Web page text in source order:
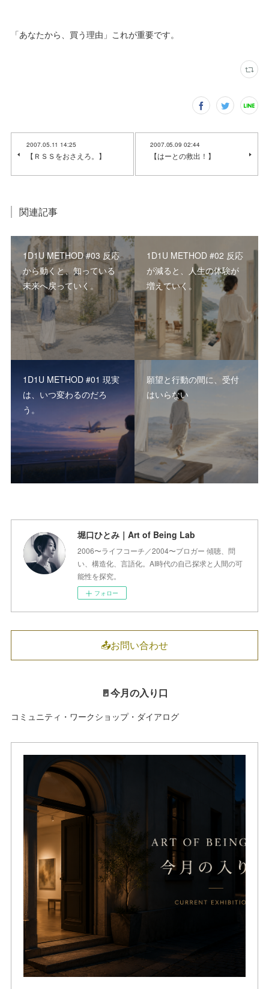
「あなたから、買う理由」これが重要です。
2007.05.11 14:25
【ＲＳＳをおさえろ。】
2007.05.09 02:44
【はーとの救出！】
関連記事
1D1U METHOD #03 反応
から動くと、知っている
未来へ戻っていく。
1D1U METHOD #02 反応
が減ると、人生の体験が
増えていく。
1D1U METHOD #01 現実
は、いつ変わるのだろ
う。
願望と行動の間に、受付
はいらない
堀口ひとみ｜Art of Being Lab
2006〜ライフコーチ／2004〜ブロガー 傾聴、問
い、構造化、言語化。AI時代の自己探求と人間の可
能性を探究。
フォロー
📤お問い合わせ
🚪今月の入り口
コミュニティ・ワークショップ・ダイアログ